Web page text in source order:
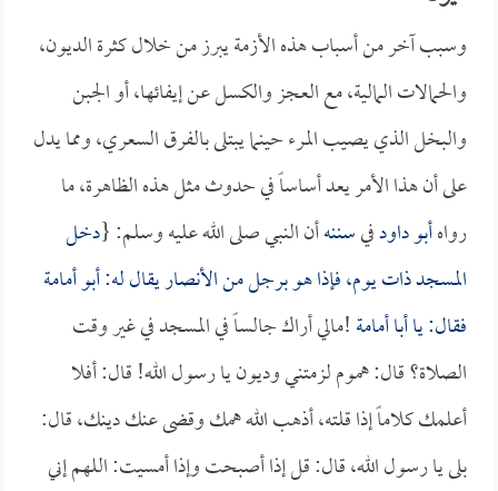
وسبب آخر من أسباب هذه الأزمة يبرز من خلال كثرة الديون،
والحمالات المالية، مع العجز والكسل عن إيفائها، أو الجبن
والبخل الذي يصيب المرء حينما يبتلى بالفرق السعري، ومما يدل
على أن هذا الأمر يعد أساساً في حدوث مثل هذه الظاهرة، ما
رواهأبو داودفيسننهأن النبي صلى الله عليه وسلم: {دخل
المسجد ذات يوم، فإذا هو برجل من الأنصار يقال له:أبو أمامة
فقال: ياأبا أمامة!مالي أراك جالساً في المسجد في غير وقت
الصلاة؟ قال: هموم لزمتني وديون يا رسول الله! قال: أفلا
أعلمك كلاماً إذا قلته، أذهب الله همك وقضى عنك دينك، قال:
بلى يا رسول الله، قال: قل إذا أصبحت وإذا أمسيت: اللهم إني